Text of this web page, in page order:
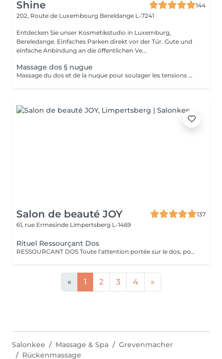
Shine
144
202, Route de Luxembourg Bereldange L-7241
Entdecken Sie unser Kosmetikstudio in Luxemburg,
Bereledange. Einfaches Parken direkt vor der Tür. Gute und
einfache Anbindung an die öffentlichen Ve...
Massage dos § nugue
Massage du dos et de la nuque pour soulager les tensions musculaires, réduire le stress et améliorer la circulation. Idéal en cas de douleurs au cou, aux épaules ou au dos.
Salon de beauté JOY
137
61, rue Ermesinde Limpertsberg L-1469
Rituel Ressourçant Dos
RESSOURCANT DOS Toute l'attention portée sur le dos, pour soulager les tensions, gommer, hydrater et retrouver de la vitalité. Le rituel ressourçant dos est un rituel complet permettant un lâcher prise total, offrant un voyage olfactif pétillant grâce à la collection parfumée escale à Cuba. Procurant une sensation profonde de délassement musculaire, ce rituel complet apporte à la peau hydratation intense grâce à l'association du gommage au sucre et à la qualité de l'enveloppement professionnel ciblant toutes les zones de tensions. Le tout pratiqué à un rythme doux et enveloppant pour une détente complète.
« 1 2 3 4 »
Salonkee Massage & Spa
Grevenmacher
Rückenmassage